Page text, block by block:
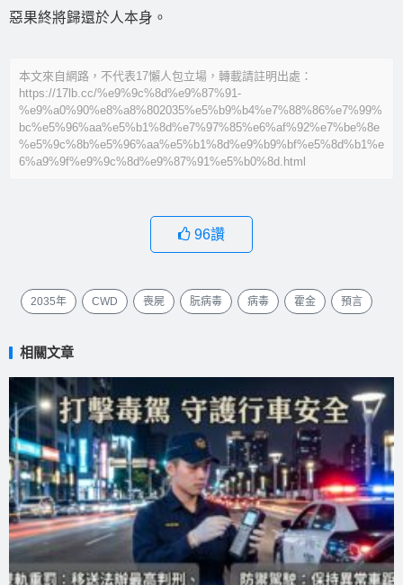
惡果終將歸還於人本身。
本文來自網路，不代表17懶人包立場，轉載請註明出處：
https://17lb.cc/%e9%9c%8d%e9%87%91-
%e9%a0%90%e8%a8%802035%e5%b9%b4%e7%88%86%e7%99%
bc%e5%96%aa%e5%b1%8d%e7%97%85%e6%af%92%e7%be%8e
%e5%9c%8b%e5%96%aa%e5%b1%8d%e9%b9%bf%e5%8d%b1%e
6%a9%9f%e9%9c%8d%e9%87%91%e5%b0%8d.html
96讚
2035年 CWD 喪屍 朊病毒 病毒 霍金 預言
相關文章